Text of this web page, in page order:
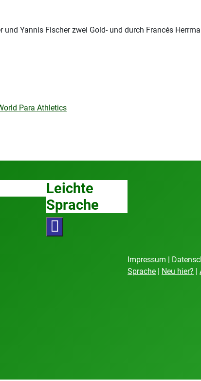
Yannis Fischer zwei Gold- und durch Francés
Para Athletics
Leichte
Sprache
Impressum
Sprache
Neu hier? |